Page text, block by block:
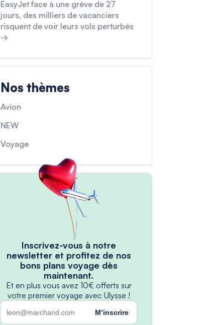
EasyJet face à une grève de 27
jours, des milliers de vacanciers
risquent de voir leurs vols perturbés
→
Nos thèmes
Avion
NEW
Voyage
Inscrivez-vous à notre
newsletter et profitez de nos
bons plans voyage dès
maintenant.
Et en plus vous avez 10€ offerts sur
votre premier voyage avec Ulysse !
M’inscrire